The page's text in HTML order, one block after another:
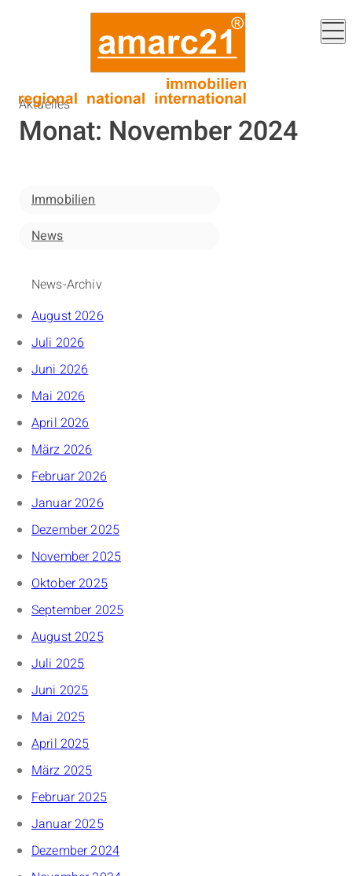
Aktuelles
Monat: November 2024
Immobilien
News
News-Archiv
August 2026
Juli 2026
Juni 2026
Mai 2026
April 2026
März 2026
Februar 2026
Januar 2026
Dezember 2025
November 2025
Oktober 2025
September 2025
August 2025
Juli 2025
Juni 2025
Mai 2025
April 2025
März 2025
Februar 2025
Januar 2025
Dezember 2024